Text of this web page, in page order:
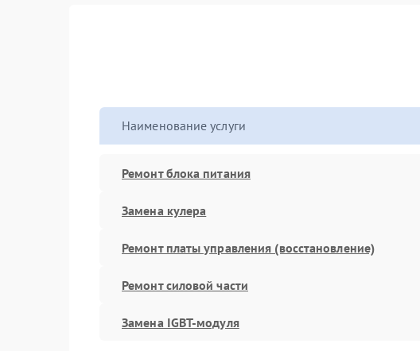
Наименование услуги
Ремонт блока питания
Замена кулера
Ремонт платы управления (восстановление)
Ремонт силовой части
Замена IGBT-модуля